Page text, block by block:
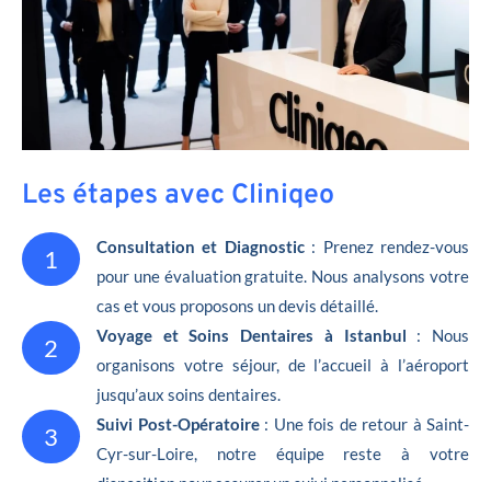
Les étapes avec Cliniqeo
1 Consultation et Diagnostic: Prenez rendez-vous
pour une évaluation gratuite. Nous analysons votre
cas et vous proposons un devis détaillé.
2 Voyage et Soins Dentaires à Istanbul : Nous
organisons votre séjour, de l’accueil à l’aéroport
jusqu’aux soins dentaires.
3 Suivi Post-Opératoire : Une fois de retour à Saint-
Cyr-sur-Loire, notre équipe reste à votre